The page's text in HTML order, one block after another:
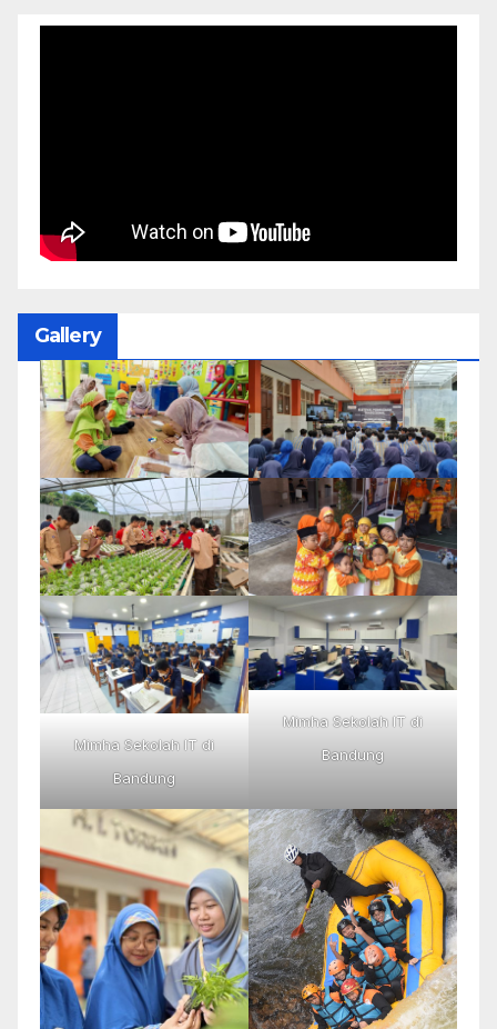
Gallery
Mimha Sekolah IT di
Bandung
Mimha Sekolah IT di
Bandung